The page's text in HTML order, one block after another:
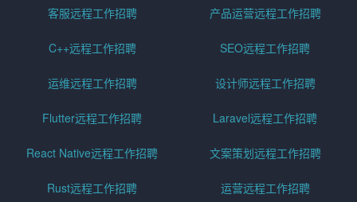
客服远程工作招聘 产品运营远程工作招聘
C++远程工作招聘 SEO远程工作招聘
运维远程工作招聘 设计师远程工作招聘
Flutter远程工作招聘 Laravel远程工作招聘
React Native远程工作招聘 文案策划远程工作招聘
Rust远程工作招聘 运营远程工作招聘